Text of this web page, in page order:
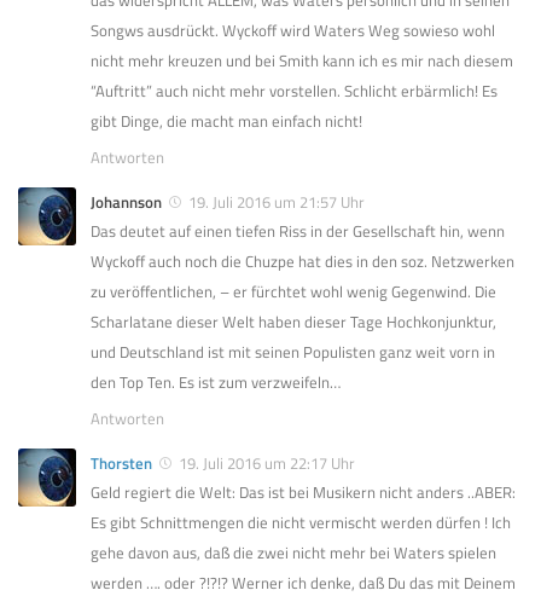
Songws ausdrückt. Wyckoff wird Waters Weg sowieso wohl
nicht mehr kreuzen und bei Smith kann ich es mir nach diesem
“Auftritt” auch nicht mehr vorstellen. Schlicht erbärmlich! Es
gibt Dinge, die macht man einfach nicht!
Antworten
Johannson
19. Juli 2016 um 21:57 Uhr
Das deutet auf einen tiefen Riss in der Gesellschaft hin, wenn
Wyckoff auch noch die Chuzpe hat dies in den soz. Netzwerken
zu veröffentlichen, – er fürchtet wohl wenig Gegenwind. Die
Scharlatane dieser Welt haben dieser Tage Hochkonjunktur,
und Deutschland ist mit seinen Populisten ganz weit vorn in
den Top Ten. Es ist zum verzweifeln…
Antworten
Thorsten
19. Juli 2016 um 22:17 Uhr
Geld regiert die Welt: Das ist bei Musikern nicht anders ..ABER:
Es gibt Schnittmengen die nicht vermischt werden dürfen ! Ich
gehe davon aus, daß die zwei nicht mehr bei Waters spielen
werden …. oder ?!?!? Werner ich denke, daß Du das mit Deinem